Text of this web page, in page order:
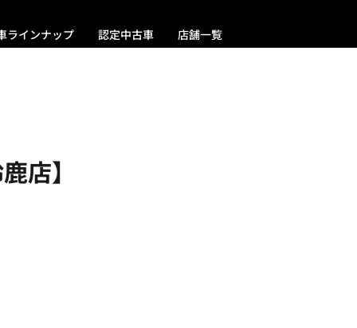
ラインナップ 認定中古車 店舗一覧
店】